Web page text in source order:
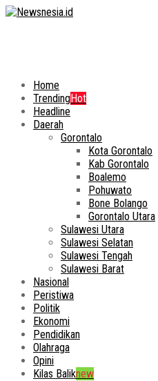
Home
TrendingHot
Headline
Daerah
Gorontalo
Kota Gorontalo
Kab Gorontalo
Boalemo
Pohuwato
Bone Bolango
Gorontalo Utara
Sulawesi Utara
Sulawesi Selatan
Sulawesi Tengah
Sulawesi Barat
Nasional
Peristiwa
Politik
Ekonomi
Pendidikan
Olahraga
Opini
Kilas Baliknew